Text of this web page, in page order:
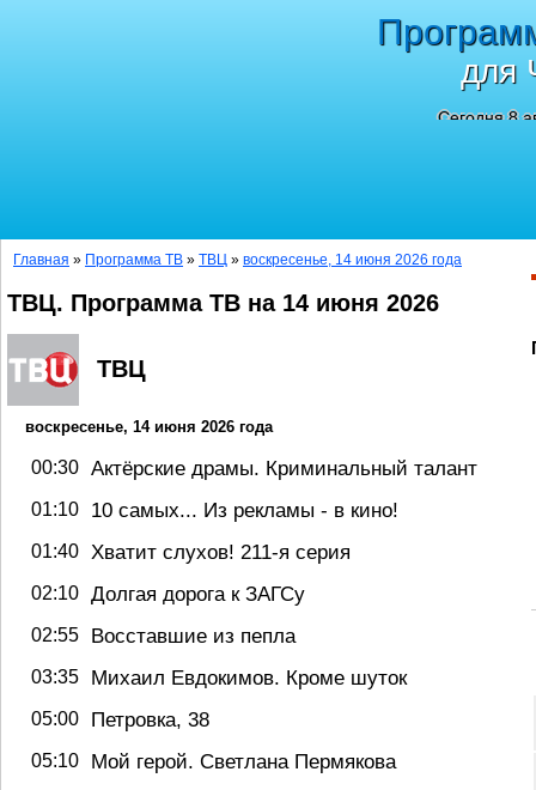
для
Сегодня 8
Главная » Программа ТВ » ТВЦ » воскресенье, 14 июня 2026 года
ТВЦ. Программа ТВ на 14 июня 2026
ТВЦ
воскресенье, 14 июня 2026 года
00:30 Актёрские драмы. Криминальный талант
01:10 10 самых... Из рекламы - в кино!
01:40 Хватит слухов! 211-я серия
02:10 Долгая дорога к ЗАГСу
02:55 Восставшие из пепла
03:35 Михаил Евдокимов. Кроме шуток
05:00 Петровка, 38
05:10 Мой герой. Светлана Пермякова